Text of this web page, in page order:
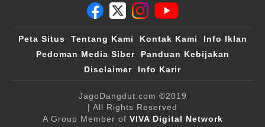
Peta Situs Tentang Kami Kontak Kami
Info Iklan
Pedoman Media Siber
Panduan Kebijakan
Disclaimer
Info Karir
JagoDangdut.com ©2019
| All Rights Reserved
A Group Member of VIVA Digital Network